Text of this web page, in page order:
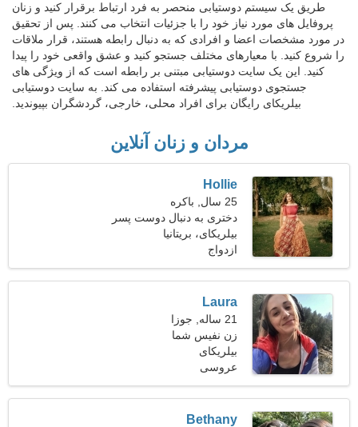
طریق یک سیستم دوستیابی منحصر به فرد ارتباط برقرار کنید و زنان
پروفایل های مورد نیاز خود را با جزئیات انتخاب می کنند. پس از تحقیق
در مورد مشخصات اعضا و افرادی که به دنبال رابطه هستند، قرار ملاقات
را شروع کنید. با معیارهای مختلف جستجو کنید و عشق واقعی خود را پیدا
کنید. این یک سایت دوستیابی مبتنی بر رابطه است که از ویژگی های
جستجوی دوستیابی پیشرفته استفاده می کند. به سایت دوستیابی
بیلریکای رایگان برای افراد محلی، خارجی، گردشگران بپیوندید.
مردان و زنان آنلاین
Hollie
25 سال, باکره
دختری به دنبال دوست پسر
31-36
بیلریکای، بریتانیا
ازدواج
Laura
21 ساله, جوزا
زن نفیس شما
بیلریکای
عروسی
Bethany